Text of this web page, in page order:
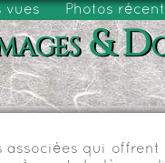
vues Photos
&
qui